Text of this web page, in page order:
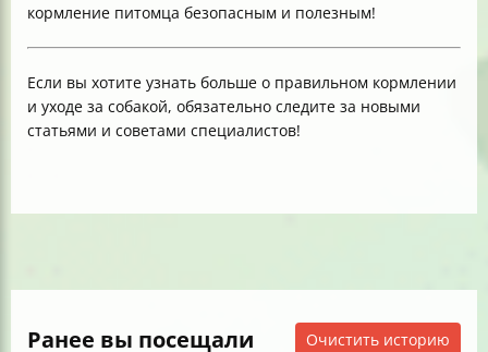
кормление питомца безопасным и полезным!
Если вы хотите узнать больше о правильном кормлении
и уходе за собакой, обязательно следите за новыми
статьями и советами специалистов!
Ранее вы посещали Очистить историю